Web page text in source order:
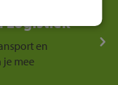
de
Logistiek
en
je mee